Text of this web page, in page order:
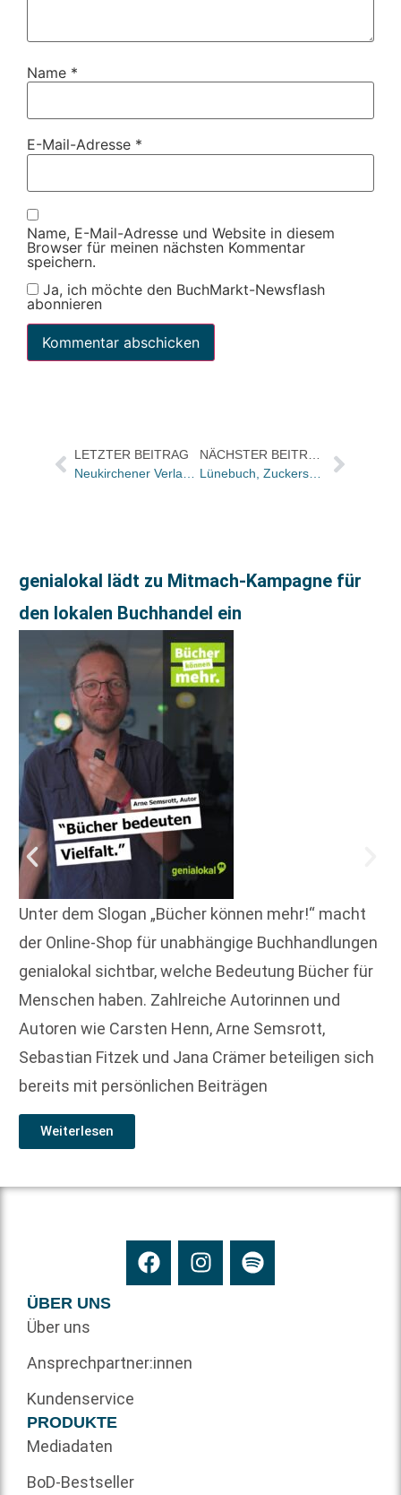
Name *
E-Mail-Adresse *
Name, E-Mail-Adresse und Website in diesem
Browser für meinen nächsten Kommentar
speichern.
Ja, ich möchte den BuchMarkt-Newsflash
abonnieren
LETZTER BEITRAG
Neukirchener Verlag: Ralf Marschner geht in den Ruhestand
NÄCHSTER BEITRAG
Lünebuch, Zuckersüß und Buchmesse PopUp erhalten den SALES AWARD 2022
genialokal lädt zu Mitmach-Kampagne für
den lokalen Buchhandel ein
Unter dem Slogan „Bücher können mehr!“ macht
der Online-Shop für unabhängige Buchhandlungen
genialokal sichtbar, welche Bedeutung Bücher für
Menschen haben. Zahlreiche Autorinnen und
Autoren wie Carsten Henn, Arne Semsrott,
Sebastian Fitzek und Jana Crämer beteiligen sich
bereits mit persönlichen Beiträgen
Weiterlesen
ÜBER UNS
Über uns
Ansprechpartner:innen
Kundenservice
PRODUKTE
Mediadaten
BoD-Bestseller